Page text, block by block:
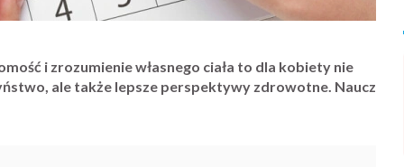
i zrozumienie własnego ciała to dla kobiety nie
ale także lepsze perspektywy zdrowotne. Naucz